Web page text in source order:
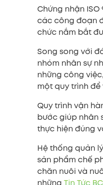
Chứng nhận
các công đoạn
chức nắm bắt
Song song với
nhóm nhân sự
những công
một quy trình
Quy trình vận
bước giúp nhân
thực hiện đúng
Hệ thống quản
sản phẩm chế
chăn nuôi và
những Tin Tức